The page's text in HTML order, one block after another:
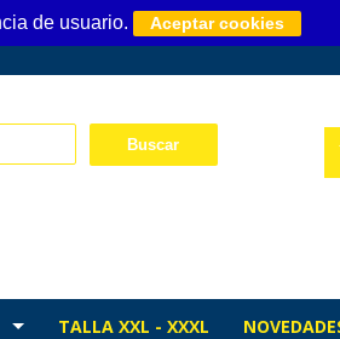
de usuario. Aceptar cookies
TALLA XXL - XXXL